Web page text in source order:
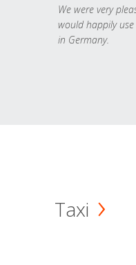
We were very
would happily
in Germany.
Taxi